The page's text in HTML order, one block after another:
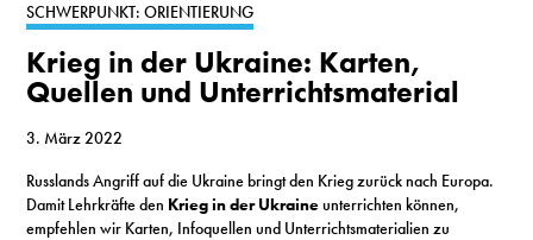
SCHWERPUNKT: ORIENTIERUNG
Krieg in der Ukraine: Karten,
Quellen und Unterrichtsmaterial
3. März 2022
Russlands Angriff auf die Ukraine bringt den Krieg zurück nach Europa.
Damit Lehrkräfte den Krieg in der Ukraineunterrichten können,
empfehlen wir Karten, Infoquellen und Unterrichtsmaterialien zu